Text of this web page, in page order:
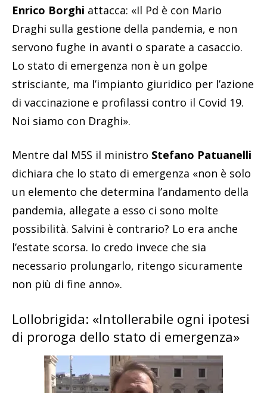
Enrico Borghi attacca: «Il Pd è con Mario
Draghi sulla gestione della pandemia, e non
servono fughe in avanti o sparate a casaccio.
Lo stato di emergenza non è un golpe
strisciante, ma l’impianto giuridico per l’azione
di vaccinazione e profilassi contro il Covid 19.
Noi siamo con Draghi».
Mentre dal M5S il ministro Stefano Patuanelli
dichiara che lo stato di emergenza «non è solo
un elemento che determina l’andamento della
pandemia, allegate a esso ci sono molte
possibilità. Salvini è contrario? Lo era anche
l’estate scorsa. Io credo invece che sia
necessario prolungarlo, ritengo sicuramente
non più di fine anno».
Lollobrigida: «Intollerabile ogni ipotesi
di proroga dello stato di emergenza»